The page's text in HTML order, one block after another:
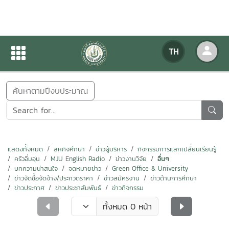
TH
ข่าวสารกิจกรรม
ค้นหาตามปีงบประมาณ
แสดงทั้งหมด สหกิจศึกษา ข่าวผู้บริหาร
กิจกรรมการแลกเปลี่ยนเรียนรู้
ครัวอิ่มอุ่น
MJU English Radio ข่าวงานวิจัย
อื่นๆ
บทความน่าสนใจ
จดหมายข่าว
Green Office & University
ข่าวจัดซื้อจัดจ้าง/ประกวดราคา
ข่าวสมัครงาน
ข่าวด้านการศึกษา
ข่าวประกาศ
ข่าวประชาสัมพันธ์ ข่าวกิจกรรม
ทั้งหมด 0 หน้า